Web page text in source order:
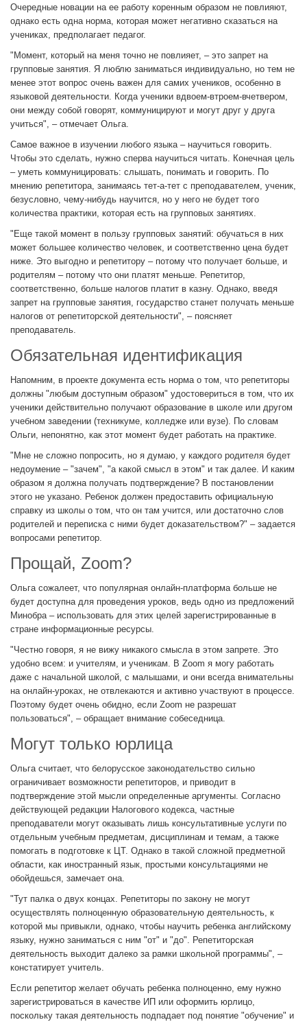
Очередные новации на ее работу коренным образом не повлияют,
однако есть одна норма, которая может негативно сказаться на
учениках, предполагает педагог.
"Момент, который на меня точно не повлияет, – это запрет на
групповые занятия. Я люблю заниматься индивидуально, но тем не
менее этот вопрос очень важен для самих учеников, особенно в
языковой деятельности. Когда ученики вдвоем-втроем-вчетвером,
они между собой говорят, коммуницируют и могут друг у друга
учиться", – отмечает Ольга.
Самое важное в изучении любого языка – научиться говорить.
Чтобы это сделать, нужно сперва научиться читать. Конечная цель
– уметь коммуницировать: слышать, понимать и говорить. По
мнению репетитора, занимаясь тет-а-тет с преподавателем, ученик,
безусловно, чему-нибудь научится, но у него не будет того
количества практики, которая есть на групповых занятиях.
"Еще такой момент в пользу групповых занятий: обучаться в них
может большее количество человек, и соответственно цена будет
ниже. Это выгодно и репетитору – потому что получает больше, и
родителям – потому что они платят меньше. Репетитор,
соответственно, больше налогов платит в казну. Однако, введя
запрет на групповые занятия, государство станет получать меньше
налогов от репетиторской деятельности", – поясняет
преподаватель.
Обязательная идентификация
Напомним, в проекте документа есть норма о том, что репетиторы
должны "любым доступным образом" удостовериться в том, что их
ученики действительно получают образование в школе или другом
учебном заведении (техникуме, колледже или вузе). По словам
Ольги, непонятно, как этот момент будет работать на практике.
"Мне не сложно попросить, но я думаю, у каждого родителя будет
недоумение – "зачем", "а какой смысл в этом" и так далее. И каким
образом я должна получать подтверждение? В постановлении
этого не указано. Ребенок должен предоставить официальную
справку из школы о том, что он там учится, или достаточно слов
родителей и переписка с ними будет доказательством?" – задается
вопросами репетитор.
Прощай, Zoom?
Ольга сожалеет, что популярная онлайн-платформа больше не
будет доступна для проведения уроков, ведь одно из предложений
Минобра – использовать для этих целей зарегистрированные в
стране информационные ресурсы.
"Честно говоря, я не вижу никакого смысла в этом запрете. Это
удобно всем: и учителям, и ученикам. В Zoom я могу работать
даже с начальной школой, с малышами, и они всегда внимательны
на онлайн-уроках, не отвлекаются и активно участвуют в процессе.
Поэтому будет очень обидно, если Zoom не разрешат
пользоваться", – обращает внимание собеседница.
Могут только юрлица
Ольга считает, что белорусское законодательство сильно
ограничивает возможности репетиторов, и приводит в
подтверждение этой мысли определенные аргументы. Согласно
действующей редакции Налогового кодекса, частные
преподаватели могут оказывать лишь консультативные услуги по
отдельным учебным предметам, дисциплинам и темам, а также
помогать в подготовке к ЦТ. Однако в такой сложной предметной
области, как иностранный язык, простыми консультациями не
обойдешься, замечает она.
"Тут палка о двух концах. Репетиторы по закону не могут
осуществлять полноценную образовательную деятельность, к
которой мы привыкли, однако, чтобы научить ребенка английскому
языку, нужно заниматься с ним "от" и "до". Репетиторская
деятельность выходит далеко за рамки школьной программы", –
констатирует учитель.
Если репетитор желает обучать ребенка полноценно, ему нужно
зарегистрироваться в качестве ИП или оформить юрлицо,
поскольку такая деятельность подпадает под понятие "обучение" и